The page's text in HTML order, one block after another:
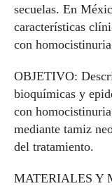
secuelas. En
características
con
OBJETIVO:
bioquímicas y
con
mediante tamiz
del tratamiento.
MATERIALES Y